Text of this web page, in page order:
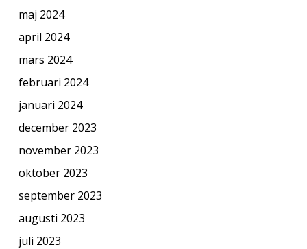
maj 2024
april 2024
mars 2024
februari 2024
januari 2024
december 2023
november 2023
oktober 2023
september 2023
augusti 2023
juli 2023